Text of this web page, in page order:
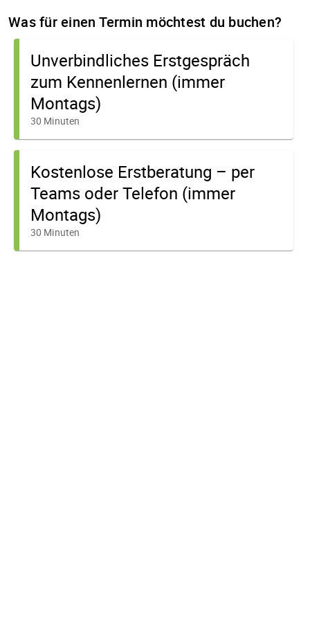
Was für einen Termin möchtest du buchen?
Unverbindliches Erstgespräch
zum Kennenlernen (immer
Montags)
30 Minuten
Kostenlose Erstberatung – per
Teams oder Telefon (immer
Montags)
30 Minuten